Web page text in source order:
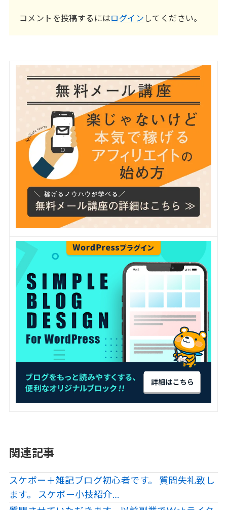
コメントを投稿するにはログイン してください。
関連記事
スケボー＋雑記ブログ初心者です。 質問失礼致し
ます。 スケボー小技紹介…